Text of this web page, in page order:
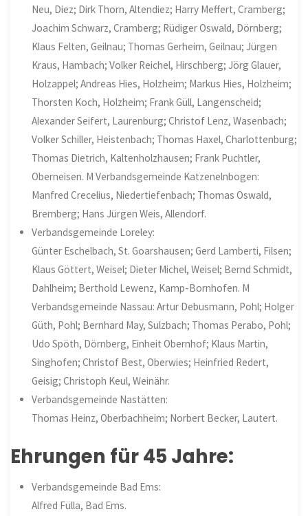
Neu, Diez; Dirk Thorn, Altendiez; Harry Meffert, Cramberg;
Joachim Schwarz, Cramberg; Rüdiger Oswald, Dörnberg;
Klaus Felten, Geilnau; Thomas Gerheim, Geilnau; Jürgen
Kraus, Hambach; Volker Reichel, Hirschberg; Jörg Glauer,
Holzappel; Andreas Hies, Holzheim; Markus Hies, Holzheim;
Thorsten Koch, Holzheim; Frank Güll, Langenscheid;
Alexander Seifert, Laurenburg; Christof Lenz, Wasenbach;
Volker Schiller, Heistenbach; Thomas Haxel, Charlottenburg;
Thomas Dietrich, Kaltenholzhausen; Frank Puchtler,
Oberneisen. M Verbandsgemeinde Katzenelnbogen:
Manfred Crecelius, Niedertiefenbach; Thomas Oswald,
Bremberg; Hans Jürgen Weis, Allendorf.
Verbandsgemeinde Loreley:
Günter Eschelbach, St. Goarshausen; Gerd Lamberti, Filsen;
Klaus Göttert, Weisel; Dieter Michel, Weisel; Bernd Schmidt,
Dahlheim; Berthold Lewenz, Kamp-Bornhofen. M
Verbandsgemeinde Nassau: Artur Debusmann, Pohl; Holger
Güth, Pohl; Bernhard May, Sulzbach; Thomas Perabo, Pohl;
Udo Spöth, Dörnberg, Einheit Obernhof; Klaus Martin,
Singhofen; Christof Best, Oberwies; Heinfried Redert,
Geisig; Christoph Keul, Weinähr.
Verbandsgemeinde Nastätten:
Thomas Heinz, Oberbachheim; Norbert Becker, Lautert.
Ehrungen für 45 Jahre:
Verbandsgemeinde Bad Ems:
Alfred Fülla, Bad Ems.